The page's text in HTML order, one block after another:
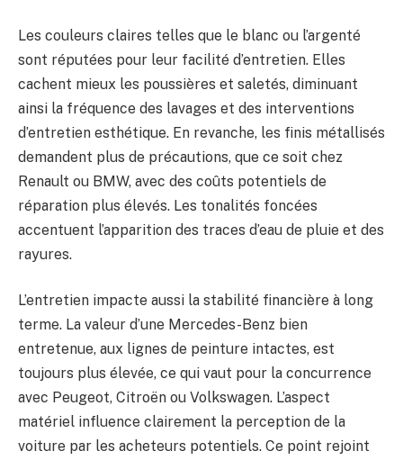
Les couleurs claires telles que le blanc ou l’argenté
sont réputées pour leur facilité d’entretien. Elles
cachent mieux les poussières et saletés, diminuant
ainsi la fréquence des lavages et des interventions
d’entretien esthétique. En revanche, les finis métallisés
demandent plus de précautions, que ce soit chez
Renault ou BMW, avec des coûts potentiels de
réparation plus élevés. Les tonalités foncées
accentuent l’apparition des traces d’eau de pluie et des
rayures.
L’entretien impacte aussi la stabilité financière à long
terme. La valeur d’une Mercedes-Benz bien
entretenue, aux lignes de peinture intactes, est
toujours plus élevée, ce qui vaut pour la concurrence
avec Peugeot, Citroën ou Volkswagen. L’aspect
matériel influence clairement la perception de la
voiture par les acheteurs potentiels. Ce point rejoint